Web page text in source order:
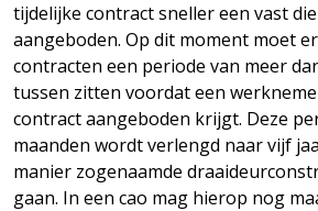
tijdelijke contract sneller een vast
aangeboden. Op dit moment moet
contracten een periode van meer
tussen zitten voordat een
contract aangeboden krijgt. Deze
maanden wordt verlengd naar vijf
manier zogenaamde
gaan. In een cao mag hierop nog